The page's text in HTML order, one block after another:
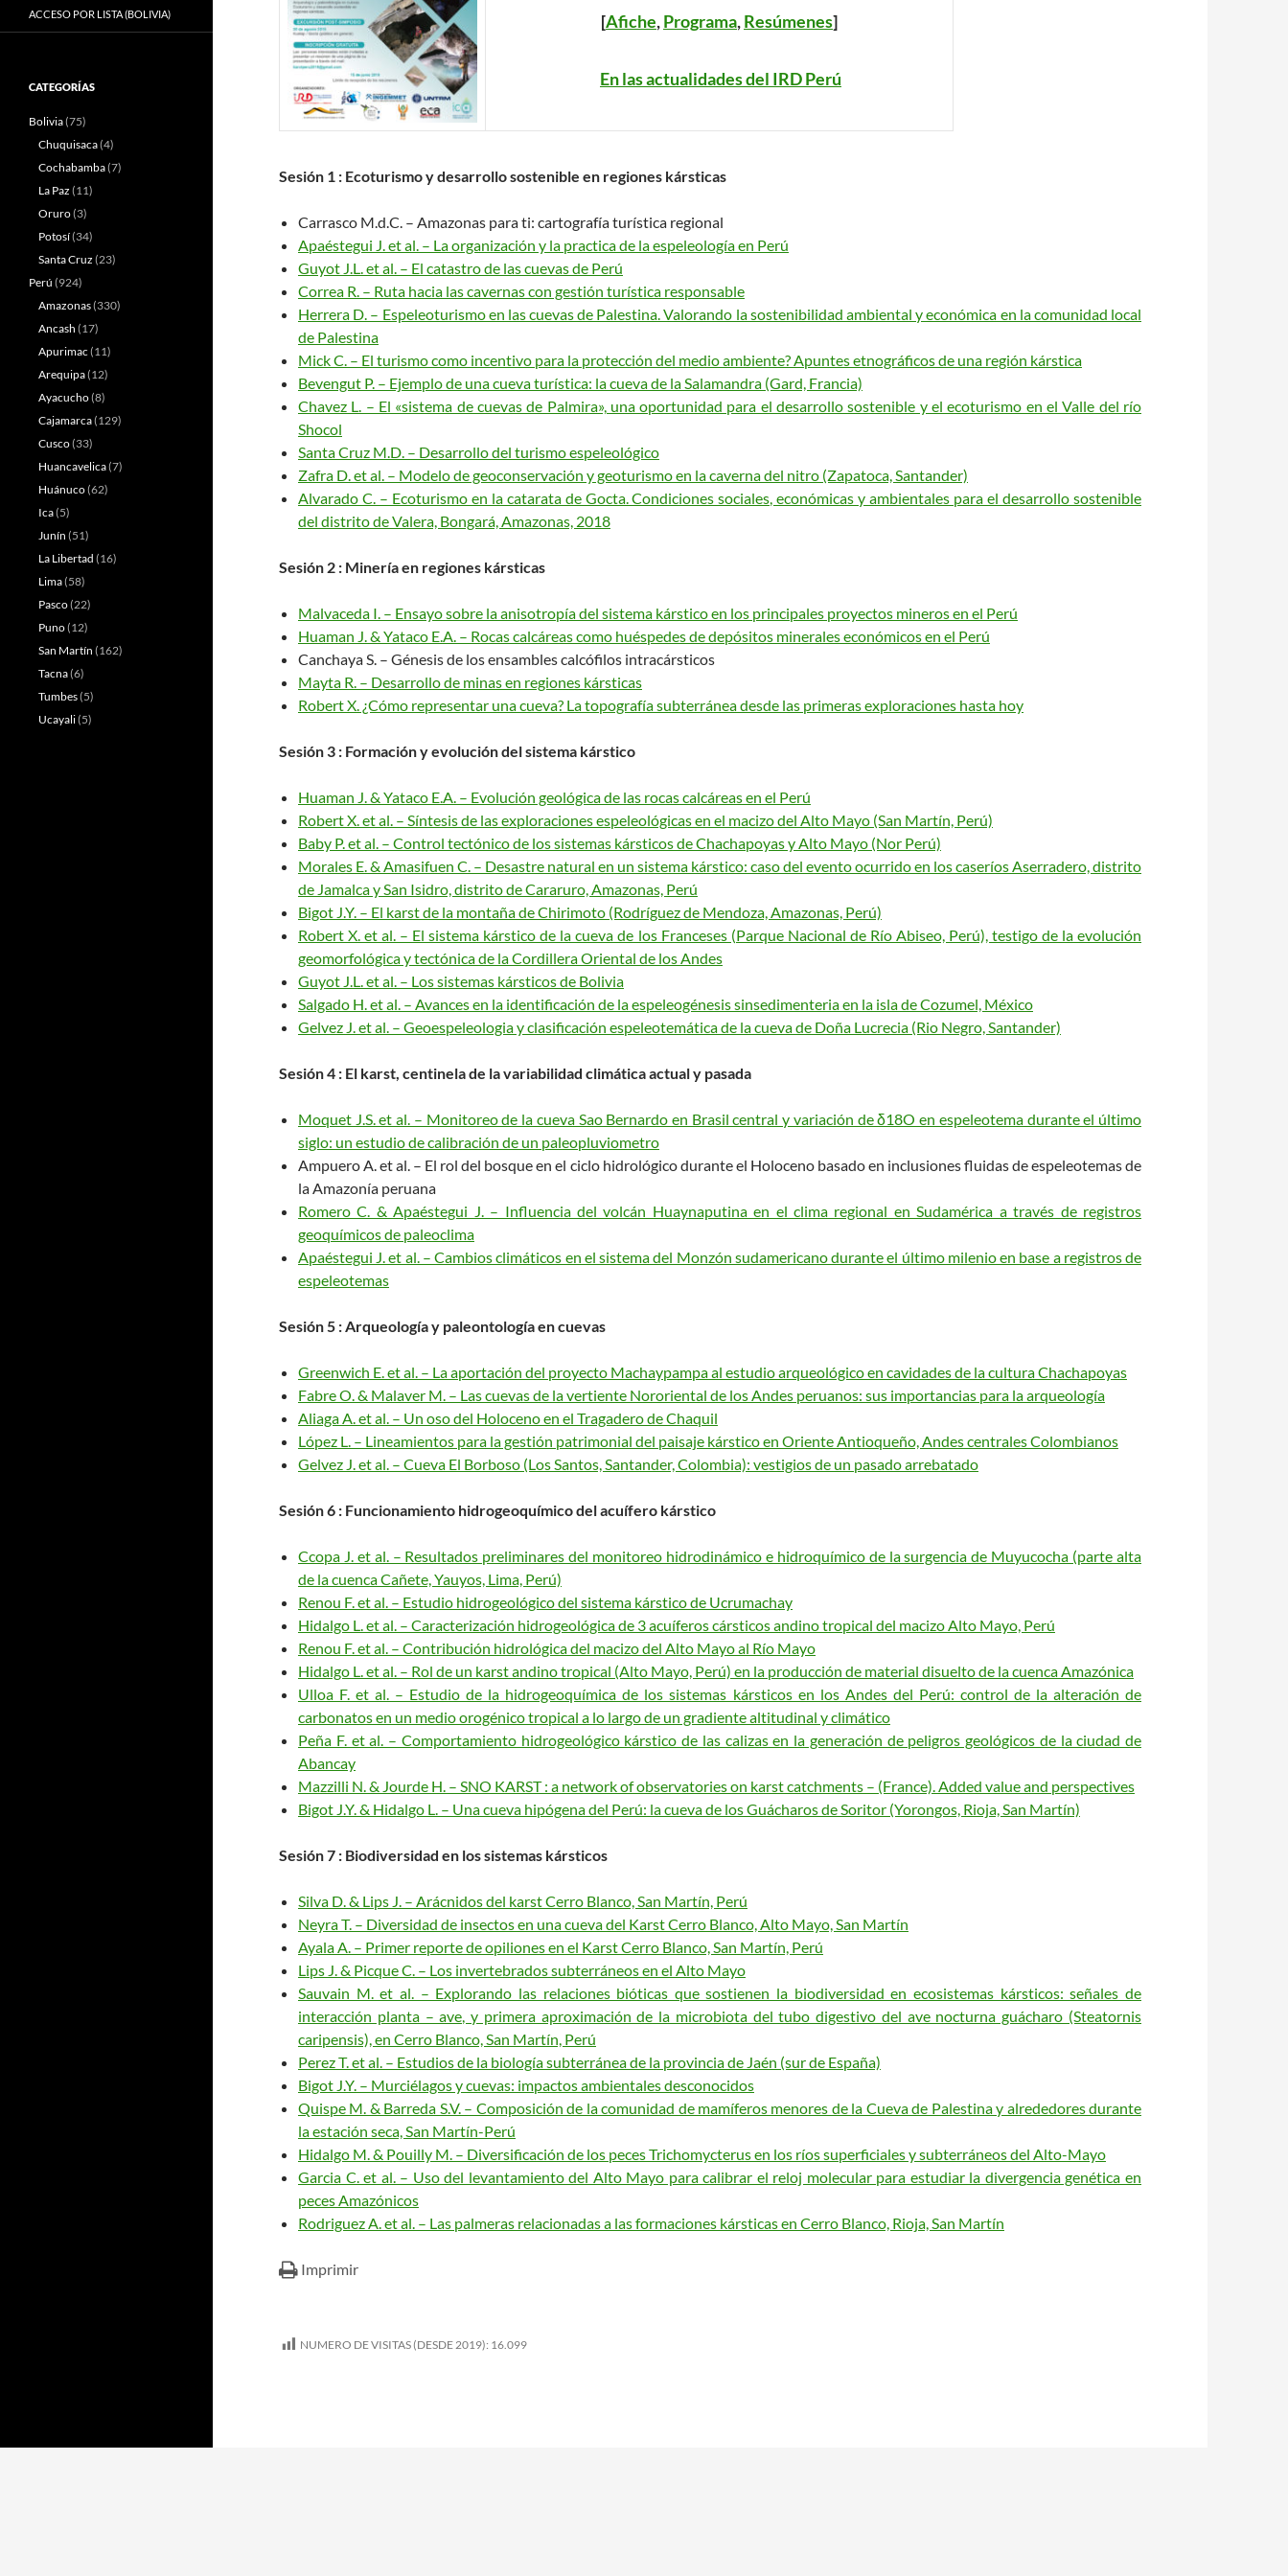
[Afiche,Programa,Resúmenes]
En las actualidades del IRD Perú
Sesión 1 : Ecoturismo y desarrollo sostenible en regiones kársticas
Carrasco M.d.C. – Amazonas para ti: cartografía turística regional
Apaéstegui J. et al. – La organización y la practica de la espeleología en Perú
Guyot J.L. et al. – El catastro de las cuevas de Perú
Correa R. – Ruta hacia las cavernas con gestión turística responsable
Herrera D. – Espeleoturismo en las cuevas de Palestina. Valorando la sostenibilidad ambiental y económica en la comunidad local
de Palestina
Mick C. – El turismo como incentivo para la protección del medio ambiente? Apuntes etnográficos de una región kárstica
Bevengut P. – Ejemplo de una cueva turística: la cueva de la Salamandra (Gard, Francia)
Chavez L. – El «sistema de cuevas de Palmira», una oportunidad para el desarrollo sostenible y el ecoturismo en el Valle del río
Shocol
Santa Cruz M.D. – Desarrollo del turismo espeleológico
Zafra D. et al. – Modelo de geoconservación y geoturismo en la caverna del nitro (Zapatoca, Santander)
Alvarado C. – Ecoturismo en la catarata de Gocta. Condiciones sociales, económicas y ambientales para el desarrollo sostenible
del distrito de Valera, Bongará, Amazonas, 2018
Sesión 2 : Minería en regiones kársticas
Malvaceda I. – Ensayo sobre la anisotropía del sistema kárstico en los principales proyectos mineros en el Perú
Huaman J. & Yataco E.A. – Rocas calcáreas como huéspedes de depósitos minerales económicos en el Perú
Canchaya S. – Génesis de los ensambles calcófilos intracársticos
Mayta R. – Desarrollo de minas en regiones kársticas
Robert X. ¿Cómo representar una cueva? La topografía subterránea desde las primeras exploraciones hasta hoy
Sesión 3 : Formación y evolución del sistema kárstico
Huaman J. & Yataco E.A. – Evolución geológica de las rocas calcáreas en el Perú
Robert X. et al. – Síntesis de las exploraciones espeleológicas en el macizo del Alto Mayo (San Martín, Perú)
Baby P. et al. – Control tectónico de los sistemas kársticos de Chachapoyas y Alto Mayo (Nor Perú)
Morales E. & Amasifuen C. – Desastre natural en un sistema kárstico: caso del evento ocurrido en los caseríos Aserradero, distrito
de Jamalca y San Isidro, distrito de Cararuro, Amazonas, Perú
Bigot J.Y. – El karst de la montaña de Chirimoto (Rodríguez de Mendoza, Amazonas, Perú)
Robert X. et al. – El sistema kárstico de la cueva de los Franceses (Parque Nacional de Río Abiseo, Perú), testigo de la evolución
geomorfológica y tectónica de la Cordillera Oriental de los Andes
Guyot J.L. et al. – Los sistemas kársticos de Bolivia
Salgado H. et al. – Avances en la identificación de la espeleogénesis sinsedimenteria en la isla de Cozumel, México
Gelvez J. et al. – Geoespeleologia y clasificación espeleotemática de la cueva de Doña Lucrecia (Rio Negro, Santander)
Sesión4 : El karst, centinela de la variabilidad climática actual y pasada
Moquet J.S. et al. – Monitoreo de la cueva Sao Bernardo en Brasil central y variación de δ18O en espeleotema durante el último
siglo: un estudio de calibración de un paleopluviometro
Ampuero A. et al. – El rol del bosque en el ciclo hidrológico durante el Holoceno basado en inclusiones fluidas de espeleotemas de
la Amazonía peruana
Romero C. & Apaéstegui J. – Influencia del volcán Huaynaputina en el clima regional en Sudamérica a través de registros
geoquímicos de paleoclima
Apaéstegui J. et al. – Cambios climáticos en el sistema del Monzón sudamericano durante el último milenio en base a registros de
espeleotemas
Sesión5 : Arqueología y paleontología en cuevas
Greenwich E. et al. – La aportación del proyecto Machaypampa al estudio arqueológico en cavidades de la cultura Chachapoyas
Fabre O. & Malaver M. – Las cuevas de la vertiente Nororiental de los Andes peruanos: sus importancias para la arqueología
Aliaga A. et al. – Un oso del Holoceno en el Tragadero de Chaquil
López L. – Lineamientos para la gestión patrimonial del paisaje kárstico en Oriente Antioqueño, Andes centrales Colombianos
Gelvez J. et al. – Cueva El Borboso (Los Santos, Santander, Colombia): vestigios de un pasado arrebatado
Sesión6 : Funcionamiento hidrogeoquímico del acuífero kárstico
Ccopa J. et al. – Resultados preliminares del monitoreo hidrodinámico e hidroquímico de la surgencia de Muyucocha (parte alta
de la cuenca Cañete, Yauyos, Lima, Perú)
Renou F. et al. – Estudio hidrogeológico del sistema kárstico de Ucrumachay
Hidalgo L. et al. – Caracterización hidrogeológica de 3 acuíferos cársticos andino tropical del macizo Alto Mayo, Perú
Renou F. et al. – Contribución hidrológica del macizo del Alto Mayo al Río Mayo
Hidalgo L. et al. – Rol de un karst andino tropical (Alto Mayo, Perú) en la producción de material disuelto de la cuenca Amazónica
Ulloa F. et al. – Estudio de la hidrogeoquímica de los sistemas kársticos en los Andes del Perú: control de la alteración de
carbonatos en un medio orogénico tropical a lo largo de un gradiente altitudinal y climático
Peña F. et al. – Comportamiento hidrogeológico kárstico de las calizas en la generación de peligros geológicos de la ciudad de
Abancay
Mazzilli N. & Jourde H. – SNO KARST : a network of observatories on karst catchments – (France). Added value and perspectives
Bigot J.Y. & Hidalgo L. – Una cueva hipógena del Perú: la cueva de los Guácharos de Soritor (Yorongos, Rioja, San Martín)
Sesión7 : Biodiversidad en los sistemas kársticos
Silva D. & Lips J. – Arácnidos del karst Cerro Blanco, San Martín, Perú
Neyra T. – Diversidad de insectos en una cueva del Karst Cerro Blanco, Alto Mayo, San Martín
Ayala A. – Primer reporte de opiliones en el Karst Cerro Blanco, San Martín, Perú
Lips J. & Picque C. – Los invertebrados subterráneos en el Alto Mayo
Sauvain M. et al. – Explorando las relaciones bióticas que sostienen la biodiversidad en ecosistemas kársticos: señales de
interacción planta – ave, y primera aproximación de la microbiota del tubo digestivo del ave nocturna guácharo (Steatornis
caripensis), en Cerro Blanco, San Martín, Perú
Perez T. et al. – Estudios de la biología subterránea de la provincia de Jaén (sur de España)
Bigot J.Y. – Murciélagos y cuevas: impactos ambientales desconocidos
Quispe M. & Barreda S.V. – Composición de la comunidad de mamíferos menores de la Cueva de Palestina y alrededores durante
la estación seca, San Martín-Perú
Hidalgo M. & Pouilly M. – Diversificación de los peces Trichomycterus en los ríos superficiales y subterráneos del Alto-Mayo
Garcia C. et al. – Uso del levantamiento del Alto Mayo para calibrar el reloj molecular para estudiar la divergencia genética en
peces Amazónicos
Rodriguez A. et al. – Las palmeras relacionadas a las formaciones kársticas en Cerro Blanco, Rioja, San Martín
Imprimir
NUMERO DE VISITAS (DESDE 2019): 16.099
ACCESO POR LISTA (BOLIVIA)
CATEGORÍAS
Bolivia(75)
Chuquisaca(4)
Cochabamba(7)
La Paz (11)
Oruro(3)
Potosí(34)
Santa Cruz (23)
Perú (924)
Amazonas(330)
Ancash (17)
Apurimac (11)
Arequipa(12)
Ayacucho(8)
Cajamarca(129)
Cusco(33)
Huancavelica(7)
Huánuco(62)
Ica(5)
Junín (51)
La Libertad (16)
Lima(58)
Pasco(22)
Puno(12)
San Martín (162)
Tacna(6)
Tumbes(5)
Ucayali(5)